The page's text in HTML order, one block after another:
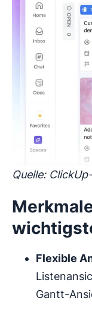
Quelle:
Flexible
Gantt-